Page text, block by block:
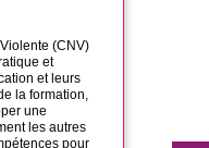
(CNV)
et
et leurs
la formation,
une
les autres
pour